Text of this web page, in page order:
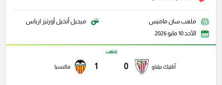
ملعب سان ماميس
ميجيل أنخيل أورتيز ارياس
الأحد 10 مايو 2026
أتلتيك بيلباو 0
انتهت
1 فالنسيا